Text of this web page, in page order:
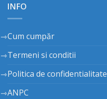
INFO
Cum cumpăr
Termeni si conditii
Politica de confidentialitate
ANPC